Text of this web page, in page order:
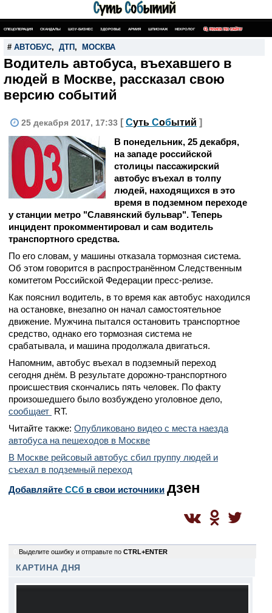
СПЕЦОПЕРАЦИЯ СКАНДАЛЫ ШОУ-БИЗНЕС ЗДОРОВЬЕ АРМИЯ ШПИОНАЖ НЕКРОЛОГ ПОИСК ПО САЙТУ
# АВТОБУС, ДТП , МОСКВА
Водитель автобуса, въехавшего в
людей в Москве, рассказал свою
версию событий
25 декабря 2017, 17:33 [ Суть Событий ]
В понедельник, 25 декабря,
на западе российской
столицы пассажирский
автобус въехал в толпу
людей, находящихся в это
время в подземном переходе
у станции метро "Славянский бульвар". Теперь
инцидент прокомментировал и сам водитель
транспортного средства.
По его словам, у машины отказала тормозная система.
Об этом говорится в распространённом Следственным
комитетом Российской Федерации пресс-релизе.
Как пояснил водитель, в то время как автобус находился
на остановке, внезапно он начал самостоятельное
движение. Мужчина пытался остановить транспортное
средство, однако его тормозная система не
срабатывала, и машина продолжала двигаться.
Напомним, автобус въехал в подземный переход
сегодня днём. В результате дорожно-транспортного
происшествия скончались пять человек. По факту
произошедшего было возбуждено уголовное дело,
сообщает RT.
Читайте также: Опубликовано видео с места наезда
автобуса на пешеходов в Москве
В Москве рейсовый автобус сбил группу людей и
съехал в подземный переход
Добавляйте CСб в свои источники дзен
Выделите ошибку и отправьте по CTRL+ENTER
КАРТИНА ДНЯ